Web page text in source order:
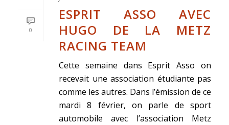
0
ESPRIT ASSO AVEC
HUGO DE LA METZ
RACING TEAM
Cette semaine dans Esprit Asso on
recevait une association étudiante pas
comme les autres. Dans l’émission de ce
mardi 8 février, on parle de sport
automobile avec l’association Metz